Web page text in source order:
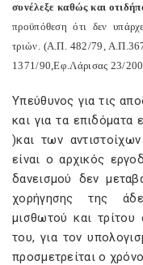
συνέλεξε καθώς και
προϋπόθεση ότι δεν
τριών. (Α.Π. 482/79,
1371/90,Εφ.Λάρισας 23/
Υπεύθυνος για τις
και για τα
)και των
είναι ο αρχικός
δανεισμού δεν
χορήγησης της
μισθωτού και τρίτου
του, για τον
προσμετρείται ο